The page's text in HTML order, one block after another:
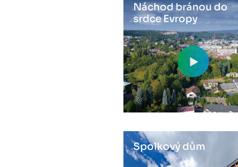
Náchod bránou do
srdce Evropy
Spolkový dům